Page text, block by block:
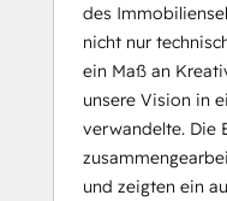
des
nicht nur
ein Maß an
unsere Vision in
verwandelte. Die
und zeigten ein